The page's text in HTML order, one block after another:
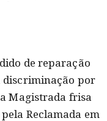
de reparação
discriminação por
Magistrada frisa
Reclamada em